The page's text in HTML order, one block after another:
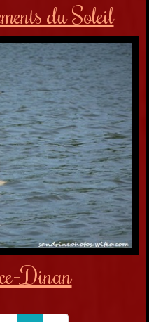
du Soleil
Dinan